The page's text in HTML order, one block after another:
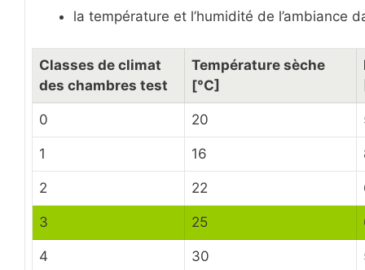
la température et l’humidité de l’ambiance
Classes de climat
des chambres test
Température sèche
[°C]
0 20
1 16
2 22
3 25
4 30